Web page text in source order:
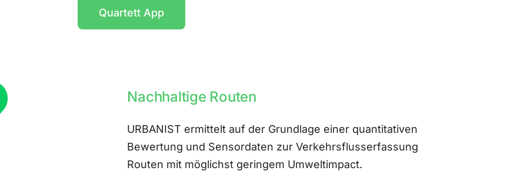
Quartett App
Nachhaltige Routen
URBANIST ermittelt auf der Grundlage einer quantitativen
Bewertung und Sensordaten zur Verkehrsflusserfassung
Routen mit möglichst geringem Umweltimpact.